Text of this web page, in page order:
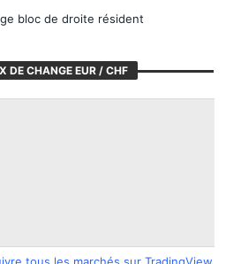
DE CHANGE EUR / CHF
tous les marchés sur TradingView